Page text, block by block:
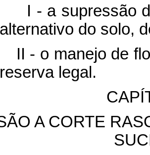
de
do solo,
de florestas
legal.
A CORTE